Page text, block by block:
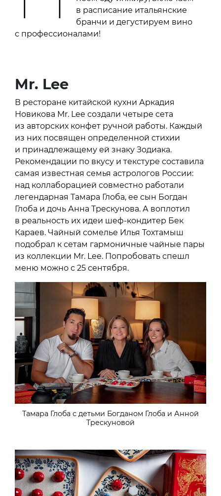
в расписание итальянские
бранчи и дегустируем вино
с профессионалами!
Mr. Lee
В ресторане китайской кухни Аркадия
Новикова Mr. Lee создали четыре сета
из авторских конфет ручной работы. Каждый
из них посвящен определенной стихии
и принадлежащему ей знаку Зодиака.
Рекомендации по вкусу и текстуре составила
самая известная семья астрологов России:
над коллаборацией совместно работали
легендарная Тамара Глоба, ее сын Богдан
Глоба и дочь Анна Трескунова. А воплотил
в реальность их идеи шеф-кондитер Бек
Караев. Чайный сомелье Илья Тохтамыш
подобрал к сетам гармоничные чайные пары
из коллекции Mr. Lee. Попробовать спешл
меню можно с 25 сентября.
Тамара Глоба с детьми Богданом Глоба и Анной
Трескуновой